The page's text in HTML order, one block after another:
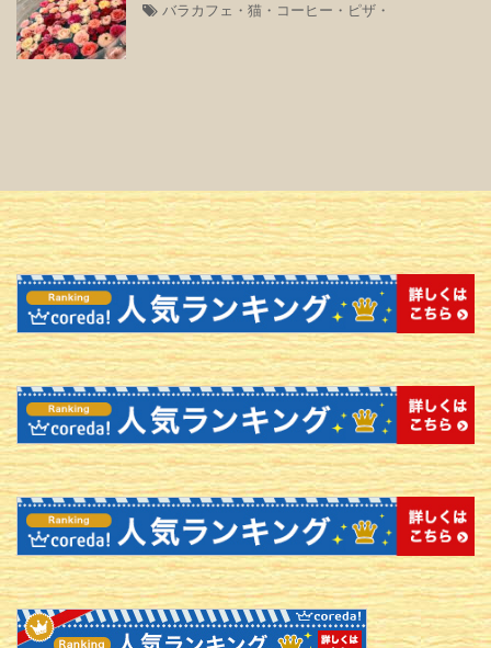
バラカフェ・猫・コーヒー・ピザ・